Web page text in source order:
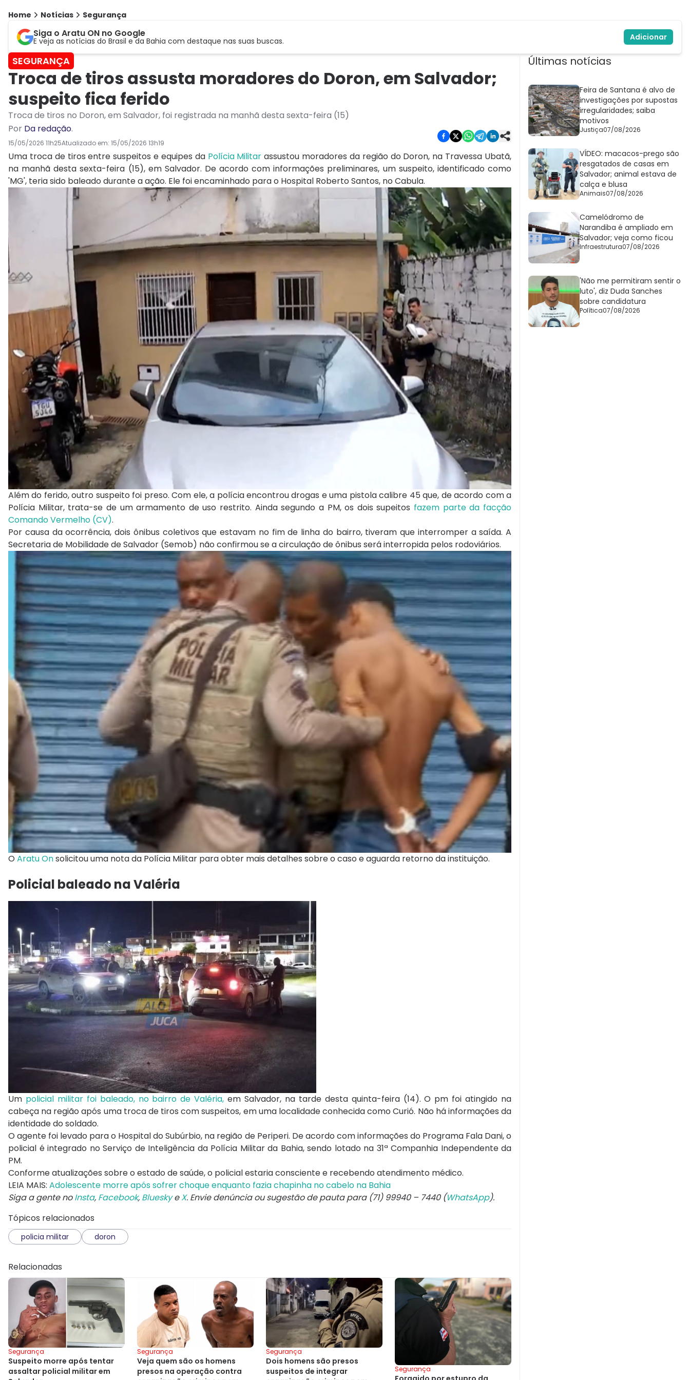
Home Notícias Segurança
Siga o Aratu ON no Google
E veja as notícias do Brasil e da Bahia com destaque nas suas buscas. Adicionar
SEGURANÇA
Troca de tiros assusta moradores do Doron, em Salvador;
suspeito fica ferido
Troca de tiros no Doron, em Salvador, foi registrada na manhã desta sexta-feira (15)
Por Da redação.
15/05/2026 11h25Atualizado em: 15/05/2026 13h19
Uma troca de tiros entre suspeitos e equipes daPolícia Militar assustou moradores da região do Doron, na Travessa Ubatã,
na manhã desta sexta-feira (15), em Salvador. De acordo com informações preliminares, um suspeito, identificado como
'MG', teria sido baleado durante a ação. Ele foi encaminhado para o Hospital Roberto Santos, no Cabula.
Além do ferido, outro suspeito foi preso. Com ele, a polícia encontrou drogas e uma pistola calibre 45 que, de acordo com a
Polícia Militar, trata-se de um armamento de uso restrito. Ainda segundo a PM, os dois supeitos fazem parte da facção
Comando Vermelho (CV).
Por causa da ocorrência, dois ônibus coletivos que estavam no fim de linha do bairro, tiveram que interromper a saída. A
Secretaria de Mobilidade de Salvador (Semob) não confirmou se a circulação de ônibus será interropida pelos rodoviários.
O Aratu Onsolicitou uma nota da Polícia Militar para obter mais detalhes sobre o caso e aguarda retorno da instituição.
Policial baleado na Valéria
Um policial militar foi baleado, no bairro de Valéria, em Salvador, na tarde desta quinta-feira (14). O pm foi atingido na
cabeça na região após uma troca de tiros com suspeitos, em uma localidade conhecida como Curió. Não há informações da
identidade do soldado.
O agente foi levado para o Hospital do Subúrbio, na região de Periperi. De acordo com informações do Programa Fala Dani, o
policial é integrado no Serviço de Inteligência da Polícia Militar da Bahia, sendo lotado na 31ª Companhia Independente da
PM.
Conforme atualizações sobre o estado de saúde, o policial estaria consciente e recebendo atendimento médico.
LEIA MAIS: Adolescente morre após sofrer choque enquanto fazia chapinha no cabelo na Bahia
Siga a gente noInsta, Facebook, BlueskyeX. Envie denúncia ou sugestão de pauta para (71) 99940 – 7440 (WhatsApp).
Tópicos relacionados
policia militar doron
Relacionadas
Segurança
Suspeito morre após tentar
assaltar policial militar em
Segurança
Veja quem são os homens
presos na operação contra
Segurança
Dois homens são presos
suspeitos de integrar
Segurança
Últimas notícias
Feira de Santana é alvo de
investigações por supostas
irregularidades; saiba
motivos
Justiça07/08/2026
VÍDEO: macacos-prego são
resgatados de casas em
Salvador; animal estava de
calça e blusa
Animais07/08/2026
Camelódromo de
Narandiba é ampliado em
Salvador; veja como ficou
Infraestrutura07/08/2026
'Não me permitiram sentir o
luto', diz Duda Sanches
sobre candidatura
Política07/08/2026